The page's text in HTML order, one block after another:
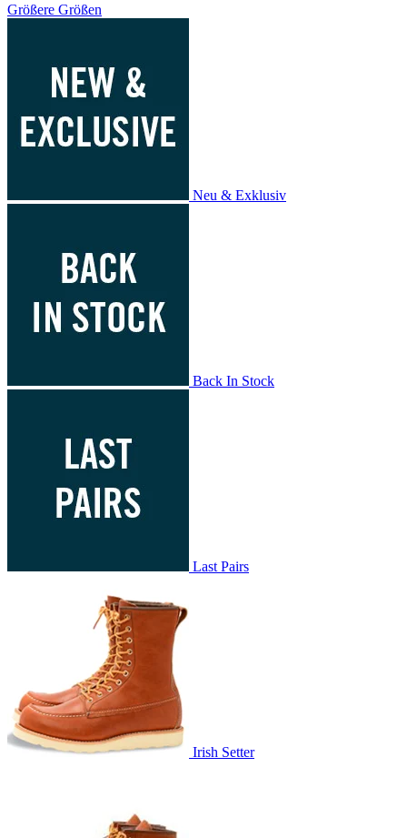
Größere Größen
Neu & Exklusiv
Back In Stock
Last Pairs
Irish Setter